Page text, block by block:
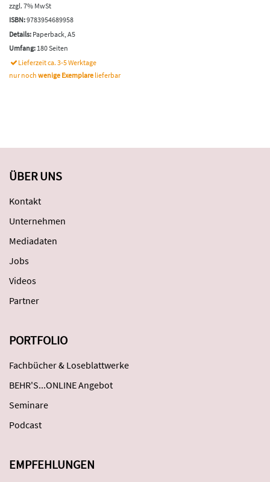
zzgl. 7% MwSt
ISBN:9783954689958
Details: Paperback, A5
Umfang: 180 Seiten
Lieferzeit ca. 3-5 Werktage
nur noch wenige Exemplare lieferbar
ÜBER UNS
Kontakt
Unternehmen
Mediadaten
Jobs
Videos
Partner
PORTFOLIO
Fachbücher & Loseblattwerke
BEHR'S...ONLINE Angebot
Seminare
Podcast
EMPFEHLUNGEN